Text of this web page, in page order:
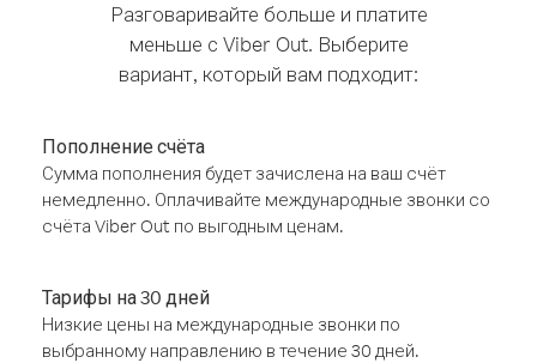
Разговаривайте больше и платите
меньше с Viber Out. Выберите
вариант, который вам подходит:
Пополнение счёта
Сумма пополнения будет зачислена на ваш счёт
немедленно. Оплачивайте международные звонки со
счёта Viber Out по выгодным ценам.
Тарифы на 30 дней
Низкие цены на международные звонки по
выбранному направлению в течение 30 дней.